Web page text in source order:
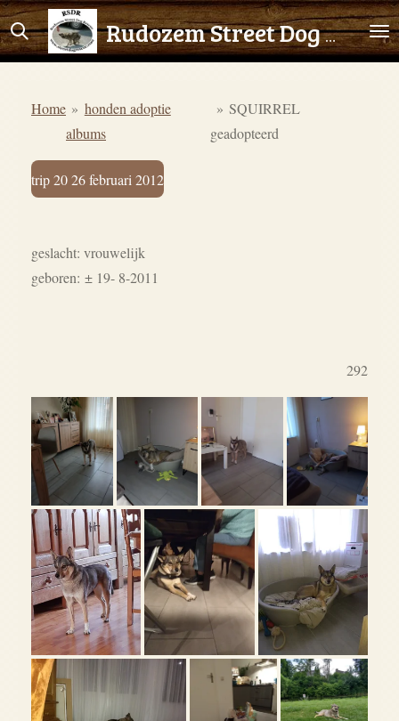
Ga
direct
hoofdinhoud
Rudozem Street Dog Rescue
Home » honden adoptie
albums
» SQUIRREL
geadopteerd
trip 20 26 februari 2012
geslacht: vrouwelijk
geboren: ± 19- 8-2011
292